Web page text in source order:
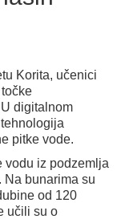
Korita, učenici
digitalnom
pitke vode.
vodu iz podzemlja
Na bunarima su
od 120
učili su o